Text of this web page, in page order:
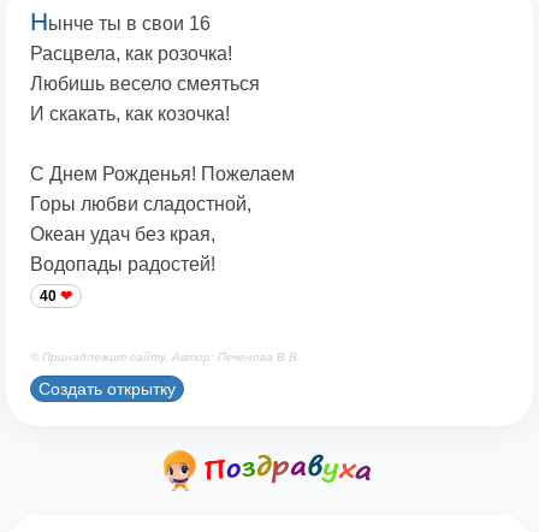
Нынче ты в свои 16
Расцвела, как розочка!
Любишь весело смеяться
И скакать, как козочка!
С Днем Рожденья! Пожелаем
Горы любви сладостной,
Океан удач без края,
Водопады радостей!
40
© Принадлежит сайту. Автор: Печенова В.В.
Создать открытку